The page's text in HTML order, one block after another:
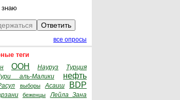
знаю
все опросы
теги
ООН Науруз Турция
аль-Малики нефть
выборы Асаиш BDP
беженцы
Лейла Зана